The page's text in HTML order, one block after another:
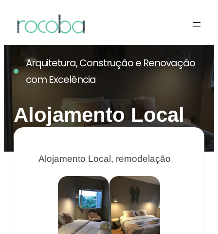
Arquitetura, Construção e Renovação
com Excelência
Alojamento Local
Alojamento Local, remodelação